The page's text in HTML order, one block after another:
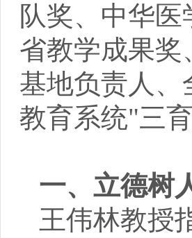
队奖、中华
省教学成果
基地负责人
教育系统"三
一、立德树
王伟林教授